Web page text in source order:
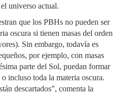
universo actual.
que los PBHs no pueden ser
oscura si tienen masas del orden
Sin embargo, todavía es
por ejemplo, con masas
parte del Sol, puedan formar
incluso toda la materia oscura.
descartados”, comenta la